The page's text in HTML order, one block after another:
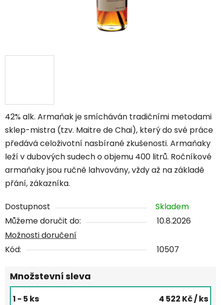
42% alk. Armaňak je smícháván tradičními metodami
sklep-mistra (tzv. Maitre de Chai), který do své práce
předává celoživotní nasbírané zkušenosti. Armaňaky
leží v dubových sudech o objemu 400 litrů. Ročníkové
armaňaky jsou ručně lahvovány, vždy až na základě
přání, zákazníka.
Dostupnost
Skladem
Můžeme doručit do:
10.8.2026
Možnosti doručení
Kód:
10507
Množstevní sleva
1 - 5 ks 4 522 Kč/ ks